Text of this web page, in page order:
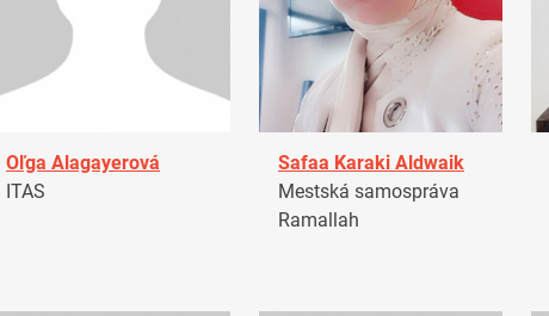
Oľga Alagayerová
ITAS
Safaa Karaki Aldwaik
Mestská samospráva
Ramallah